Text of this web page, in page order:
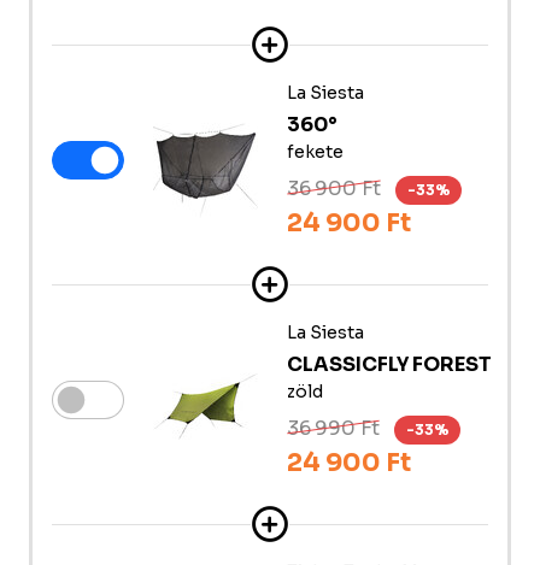
La Siesta
360°
fekete
36 900 Ft -33%
24 900 Ft
La Siesta
CLASSICFLY FOREST
zöld
36 990 Ft -33%
24 900 Ft